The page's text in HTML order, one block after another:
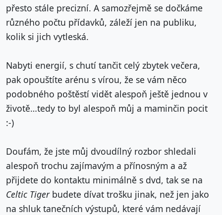
přesto stále precizní. A samozřejmě se dočkáme
různého počtu přídavků, záleží jen na publiku,
kolik si jich vytleská.
Nabyti energií, s chutí tančit celý zbytek večera,
pak opouštíte arénu s vírou, že se vám něco
podobného poštěstí vidět alespoň ještě jednou v
životě…tedy to byl alespoň můj a maminčin pocit
:-)
Doufám, že jste můj dvoudílný rozbor shledali
alespoň trochu zajímavým a přínosným a až
přijdete do kontaktu minimálně s dvd, tak se na
Celtic Tiger budete dívat trošku jinak, než jen jako
na shluk tanečních výstupů, které vám nedávají